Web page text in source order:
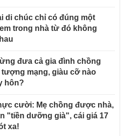
di chúc chỉ có đúng một
trong nhà từ đó không
đưa cả gia đình chồng
mạng, giàu cỡ nào
hôn?
cười: Mẹ chồng được nhà,
"tiền dưỡng già", cái giá 17
xa!